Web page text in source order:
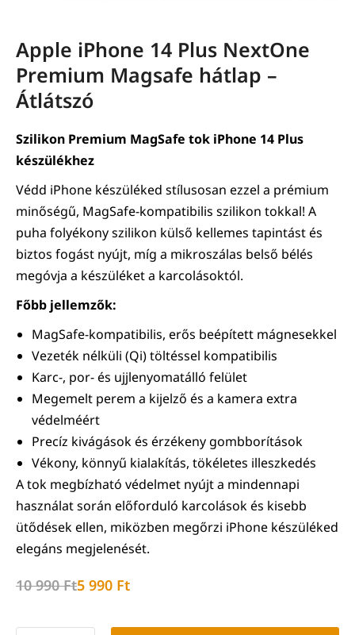
Apple iPhone 14 Plus NextOne
Premium Magsafe hátlap –
Átlátszó
Szilikon Premium MagSafe tok iPhone 14 Plus
készülékhez
Védd iPhone készüléked stílusosan ezzel a prémium
minőségű, MagSafe-kompatibilis szilikon tokkal! A
puha folyékony szilikon külső kellemes tapintást és
biztos fogást nyújt, míg a mikroszálas belső bélés
megóvja a készüléket a karcolásoktól.
Főbb jellemzők:
MagSafe-kompatibilis, erős beépített mágnesekkel
Vezeték nélküli (Qi) töltéssel kompatibilis
Karc-, por- és ujjlenyomatálló felület
Megemelt perem a kijelző és a kamera extra
védelméért
Precíz kivágások és érzékeny gombborítások
Vékony, könnyű kialakítás, tökéletes illeszkedés
A tok megbízható védelmet nyújt a mindennapi
használat során előforduló karcolások és kisebb
ütődések ellen, miközben megőrzi iPhone készüléked
elegáns megjelenését.
10 990Ft5 990 Ft